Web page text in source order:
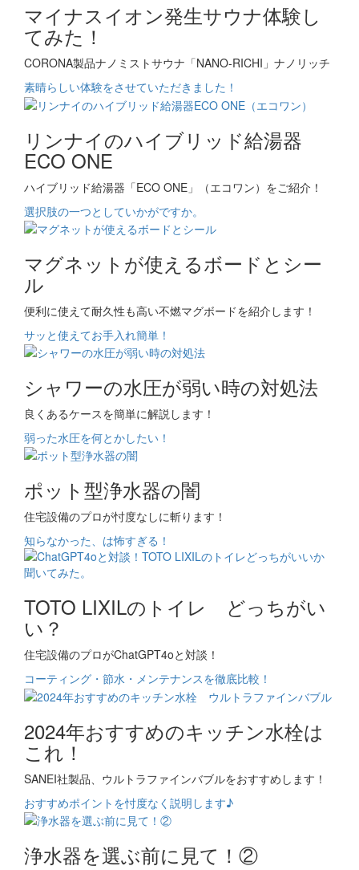
マイナスイオン発生サウナ体験し
てみた！
CORONA製品ナノミストサウナ「NANO-RICHI」ナノリッチ
素晴らしい体験をさせていただきました！
リンナイのハイブリッド給湯器
ECO ONE
ハイブリッド給湯器「ECO ONE」（エコワン）をご紹介！
選択肢の一つとしていかがですか。
マグネットが使えるボードとシー
ル
便利に使えて耐久性も高い不燃マグボードを紹介します！
サッと使えてお手入れ簡単！
シャワーの水圧が弱い時の対処法
良くあるケースを簡単に解説します！
弱った水圧を何とかしたい！
ポット型浄水器の闇
住宅設備のプロが忖度なしに斬ります！
知らなかった、は怖すぎる！
TOTO LIXILのトイレ どっちがい
い？
住宅設備のプロがChatGPT4oと対談！
コーティング・節水・メンテナンスを徹底比較！
2024年おすすめのキッチン水栓は
これ！
SANEI社製品、ウルトラファインバブルをおすすめします！
おすすめポイントを忖度なく説明します♪
浄水器を選ぶ前に見て！②